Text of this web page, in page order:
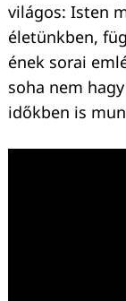
világos: Isten
életünkben,
ének sorai
soha nem
időkben is